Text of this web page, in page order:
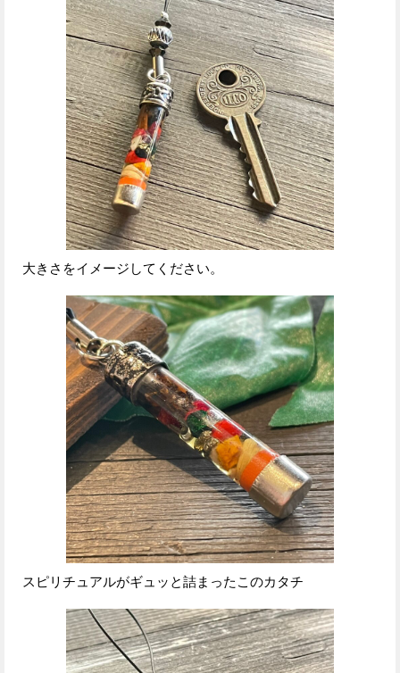
大きさをイメージしてください。
スピリチュアルがギュッと詰まったこのカタチ